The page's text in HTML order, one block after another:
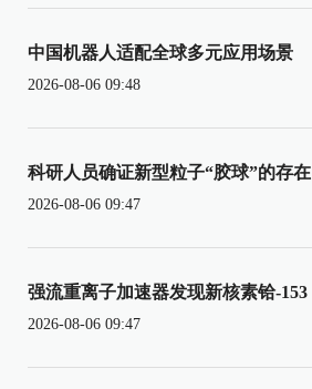
中国机器人适配全球多元应用场景
2026-08-06 09:48
科研人员确证新型粒子“胶球”的存在
2026-08-06 09:47
强流重离子加速器发现新核素铪-153
2026-08-06 09:47